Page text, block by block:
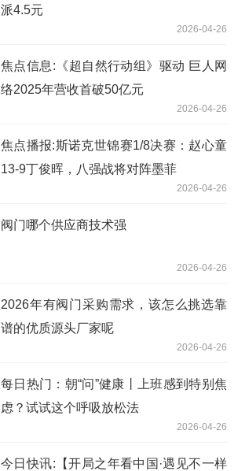
派4.5元
2026-04-26
焦点信息:《超自然行动组》驱动 巨人网
络2025年营收首破50亿元
2026-04-26
焦点播报:斯诺克世锦赛1/8决赛：赵心童
13-9丁俊晖，八强战将对阵墨菲
2026-04-26
阀门哪个供应商技术强
2026-04-26
2026年有阀门采购需求，该怎么挑选靠
谱的优质源头厂家呢
2026-04-26
每日热门：朝“问”健康丨上班感到特别焦
虑？试试这个呼吸放松法
2026-04-26
今日快讯:【开局之年看中国·遇见不一样